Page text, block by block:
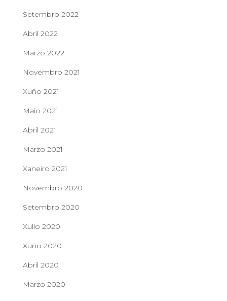
Setembro 2022
Abril 2022
Marzo 2022
Novembro 2021
Xuño 2021
Maio 2021
Abril 2021
Marzo 2021
Xaneiro 2021
Novembro 2020
Setembro 2020
Xullo 2020
Xuño 2020
Abril 2020
Marzo 2020